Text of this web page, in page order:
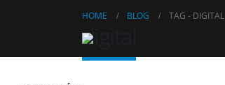
HOME BLOG TAG - DIGITAL
digital